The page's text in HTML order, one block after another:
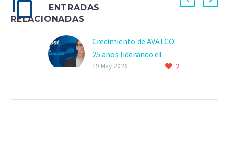
ENTRADAS
RELACIONADAS
Crecimiento de AVALCO:
25 años liderando el
sector
2
19 May 2026